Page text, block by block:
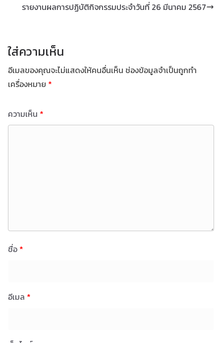
รายงานผลการปฏิบัติกิจกรรมประจำวันที่ 26 มีนาคม 2567
ใส่ความเห็น
อีเมลของคุณจะไม่แสดงให้คนอื่นเห็น ช่องข้อมูลจำเป็นถูกทำ
เครื่องหมาย *
ความเห็น *
ชื่อ *
อีเมล *